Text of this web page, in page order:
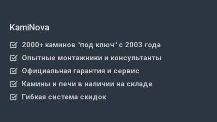
KamiNova
2000+ каминов "под ключ" с 2003 года
Опытные монтажники и консультанты
Официальная гарантия и сервис
Камины и печи в наличии на складе
Гибкая система скидок